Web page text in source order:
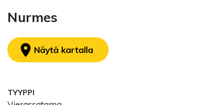
Nurmes
location_on Näytä kartalla
TYYPPI